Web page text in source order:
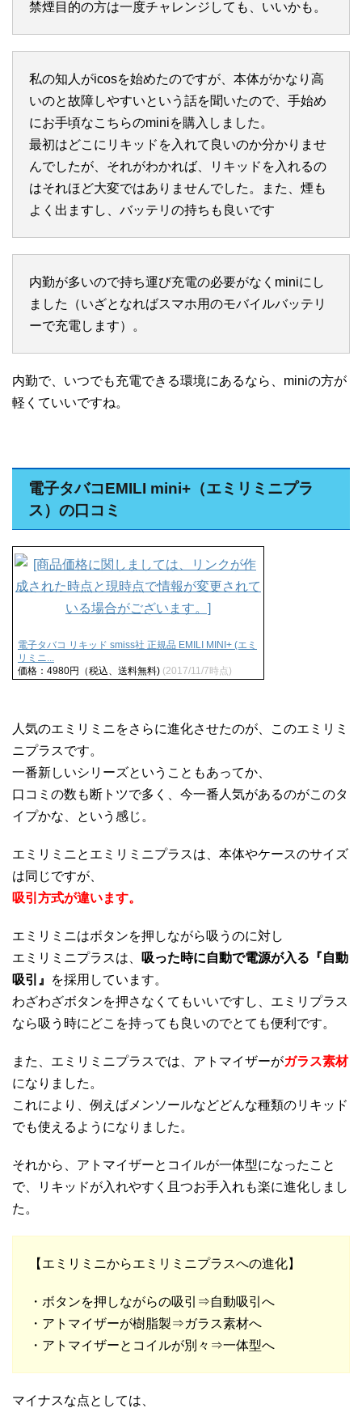
禁煙目的の方は一度チャレンジしても、いいかも。
私の知人がicosを始めたのですが、本体がかなり高
いのと故障しやすいという話を聞いたので、手始め
にお手頃なこちらのminiを購入しました。
最初はどこにリキッドを入れて良いのか分かりませ
んでしたが、それがわかれば、リキッドを入れるの
はそれほど大変ではありませんでした。また、煙も
よく出ますし、バッテリの持ちも良いです
内勤が多いので持ち運び充電の必要がなくminiにし
ました（いざとなればスマホ用のモバイルバッテリ
ーで充電します）。
内勤で、いつでも充電できる環境にあるなら、miniの方が
軽くていいですね。
電子タバコEMILI mini+（エミリミニプラ
ス）の口コミ
電子タバコ リキッド smiss社 正規品 EMILI MINI+ (エミ
リミニ...
価格：4980円（税込、送料無料) (2017/11/7時点)
人気のエミリミニをさらに進化させたのが、このエミリミ
ニプラスです。
一番新しいシリーズということもあってか、
口コミの数も断トツで多く、今一番人気があるのがこのタ
イプかな、という感じ。
エミリミニとエミリミニプラスは、本体やケースのサイズ
は同じですが、
吸引方式が違います。
エミリミニはボタンを押しながら吸うのに対し
エミリミニプラスは、
吸った時に自動で電源が入る『自動
吸引』
を採用しています。
わざわざボタンを押さなくてもいいですし、エミリプラス
なら吸う時にどこを持っても良いのでとても便利です。
また、エミリミニプラスでは、アトマイザーがガラス素材
になりました。
これにより、例えばメンソールなどどんな種類のリキッド
でも使えるようになりました。
それから、アトマイザーとコイルが一体型になったこと
で、リキッドが入れやすく且つお手入れも楽に進化しまし
た。
【エミリミニからエミリミニプラスへの進化】
・ボタンを押しながらの吸引⇒自動吸引へ
・アトマイザーが樹脂製⇒ガラス素材へ
・アトマイザーとコイルが別々⇒一体型へ
マイナスな点としては、